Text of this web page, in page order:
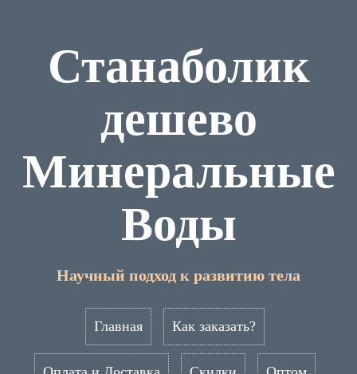
Станаболик
дешево
Минеральные
Воды
Научный подход к развитию тела
Главная Как заказать?